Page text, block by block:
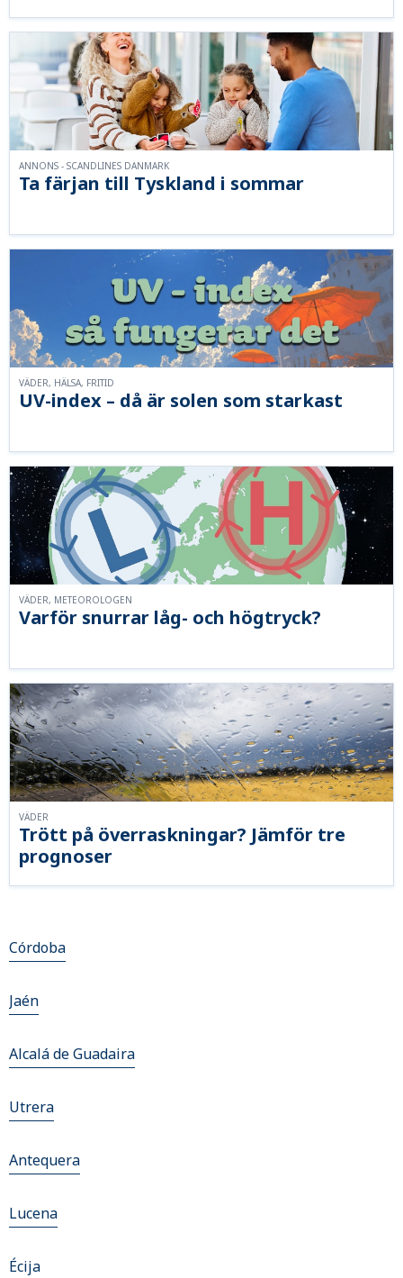
Ta färjan till Tyskland i sommar
ANNONS - SCANDLINES DANMARK
UV-index – då är solen som starkast
VÄDER, HÄLSA, FRITID
Varför snurrar låg- och högtryck?
VÄDER, METEOROLOGEN
Trött på överraskningar? Jämför tre
prognoser
VÄDER
Córdoba
Jaén
Alcalá de Guadaira
Utrera
Antequera
Lucena
Écija